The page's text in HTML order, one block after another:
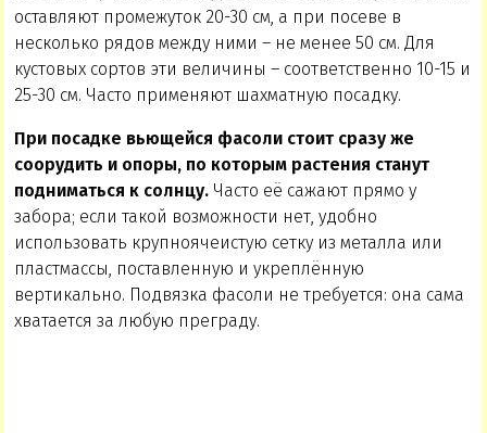
оставляют промежуток 20-30 см, а при посеве в
несколько рядов между ними – не менее 50 см. Для
кустовых сортов эти величины – соответственно 10-15 и
25-30 см. Часто применяют шахматную посадку.
При посадке вьющейся фасоли стоит сразу же
соорудить и опоры, по которым растения станут
подниматься к солнцу. Часто её сажают прямо у
забора; если такой возможности нет, удобно
использовать крупноячеистую сетку из металла или
пластмассы, поставленную и укреплённую
вертикально. Подвязка фасоли не требуется: она сама
хватается за любую преграду.